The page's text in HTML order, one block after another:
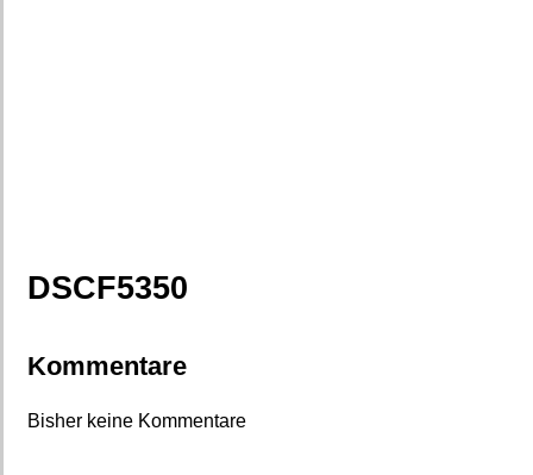
DSCF5350
Kommentare
Bisher keine Kommentare